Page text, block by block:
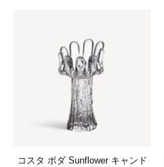
コスタ ボダ Sunflower キャンド